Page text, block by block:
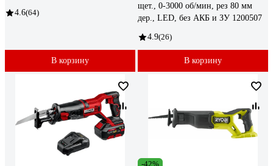
4.6(64)
В корзину
щет., 0-3000 об/мин, рез 80 мм
дер., LED, без АКБ и ЗУ 1200507
4.9(26)
В корзину
-42%